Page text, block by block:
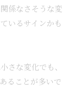
係なさそうな変
いるサインかも
さな変化でも、
ることが多いで